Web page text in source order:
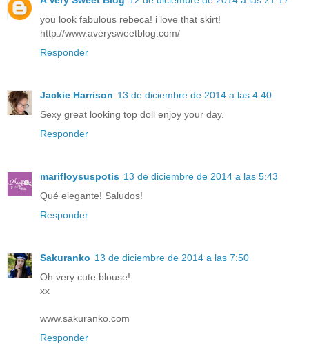
you look fabulous rebeca! i love that skirt!
http://www.averysweetblog.com/
Responder
Jackie Harrison 13 de diciembre de 2014 a las 4:40
Sexy great looking top doll enjoy your day.
Responder
marifloysuspotis 13 de diciembre de 2014 a las 5:43
Qué elegante! Saludos!
Responder
Sakuranko 13 de diciembre de 2014 a las 7:50
Oh very cute blouse!
xx
www.sakuranko.com
Responder